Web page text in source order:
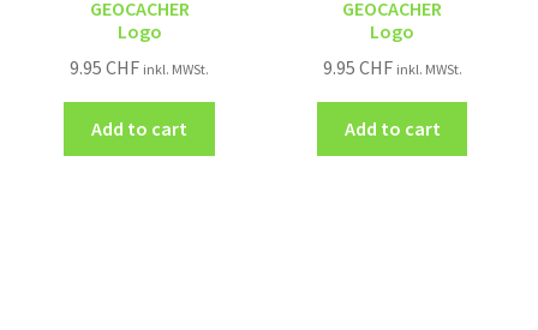
GEOCACHER
Logo
9.95CHF inkl. MWSt.
Add to cart
GEOCACHER
Logo
9.95 CHF inkl. MWSt.
Add to cart